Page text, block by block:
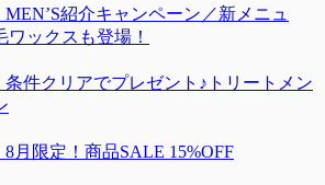
MEN’S紹介キャンペーン／新メニュ
ワックスも登場！
条件クリアでプレゼント♪トリートメン
8月限定！商品SALE 15%OFF